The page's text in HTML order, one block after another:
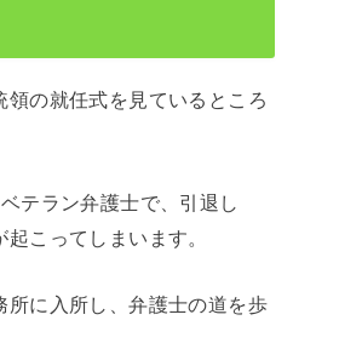
の就任式を見ているところ
テラン弁護士で、引退し
こってしまいます。
所に入所し、弁護士の道を歩